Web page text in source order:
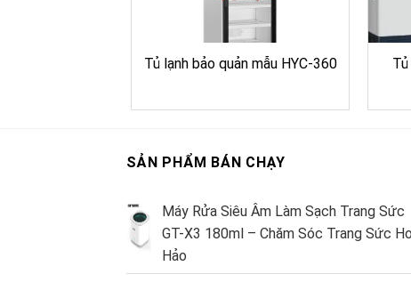
Tủ lạnh bảo quản mẫu HYC-360
SẢN PHẨM BÁN CHẠY
Máy Rửa Siêu Âm Làm Sạch Trang Sức
GT-X3 180ml – Chăm Sóc Trang Sức
Hảo